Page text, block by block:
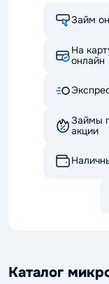
Займ
На
онлайн
Займы
акции
Каталог